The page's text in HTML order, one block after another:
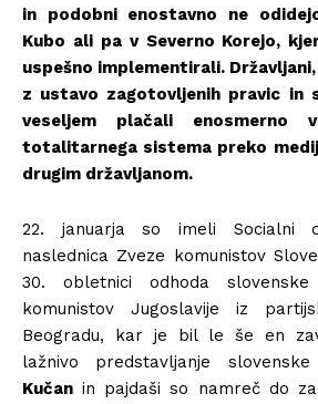
in podobni enostavno ne
Kubo ali pa v Severno Korejo,
uspešno implementirali.
z ustavo zagotovljenih pravic in
veseljem plačali enosmerno
totalitarnega sistema preko
drugim državljanom.
22. januarja so imeli Socialni
naslednica Zveze komunistov
30. obletnici odhoda slovenske
komunistov Jugoslavije iz
Beogradu, kar je bil le še en
lažnivo predstavljanje
Kučan in pajdaši so namreč do